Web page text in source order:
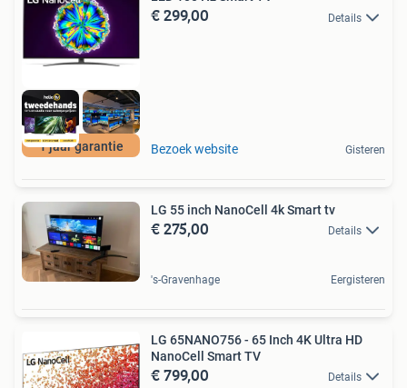
1 jaar garantie
€ 299,00 Details
Bezoek website Gisteren
LG 55 inch NanoCell 4k Smart tv
€ 275,00 Details
's-Gravenhage Eergisteren
LG 65NANO756 - 65 Inch 4K Ultra HD
NanoCell Smart TV
€ 799,00 Details